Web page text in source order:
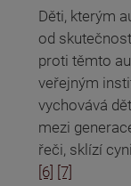
Děti, kterým
od
proti těmto
veřejným
vychovává
mezi
řeči, sklízí
[6] [7]